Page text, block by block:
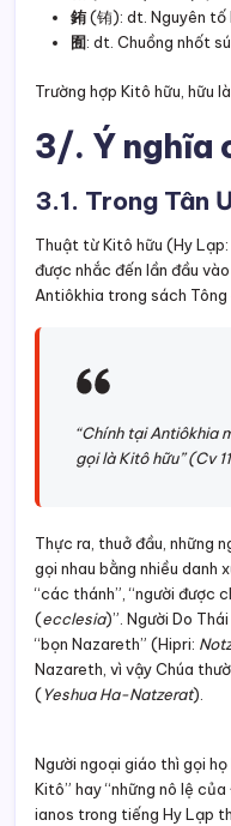
銪(铕): dt. Nguyên tố
囿: dt. Chuồng nhốt
Trường hợp Kitô hữu, hữu
3/. Ý nghĩa
3.1. Trong Tân
Thuật từ Kitô hữu (Hy Lạp:
được nhắc đến lần đầu
Antiôkhia trong sách Tông
“Chính tại Antiôkhia
gọi là Kitô hữu” (Cv
Thực ra, thuở đầu, những
gọi nhau bằng nhiều danh
“các thánh”, “người được
(ecclesia)”. Người Do
“bọn Nazareth” (Hipri:
Nazareth, vì vậy Chúa
(Yeshua Ha-Natzerat).
Người ngoại giáo thì gọi họ
Kitô” hay “những nô lệ
ianos trong tiếng Hy Lạp